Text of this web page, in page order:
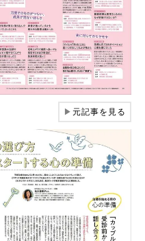
▶元記事を見る